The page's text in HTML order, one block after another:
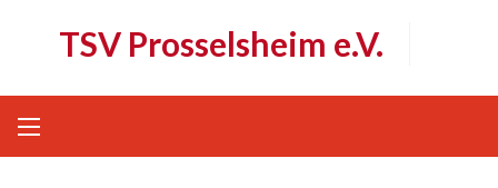
TSV Prosselsheim e.V.